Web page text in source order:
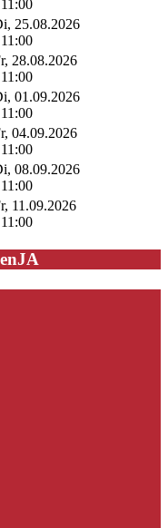
25.08.2026
28.08.2026
01.09.2026
04.09.2026
08.09.2026
11.09.2026